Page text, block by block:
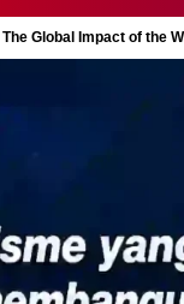
Global Impact of the